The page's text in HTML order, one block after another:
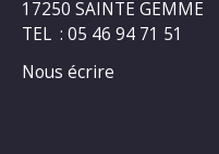
17250 SAINTE GEMME
TEL : 05 46 94 71 51
Nous écrire